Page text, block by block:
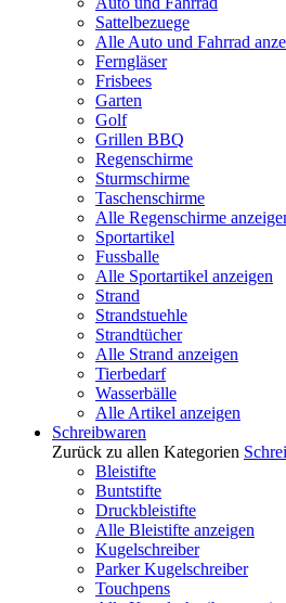
Sattelbezuege
Alle Auto und Fahrrad
Ferngläser
Frisbees
Garten
Golf
Grillen BBQ
Regenschirme
Sturmschirme
Taschenschirme
Alle Regenschirme
Sportartikel
Fussballe
Alle Sportartikel anzeigen
Strand
Strandstuehle
Strandtücher
Alle Strand anzeigen
Tierbedarf
Wasserbälle
Alle Artikel anzeigen
Schreibwaren
Zurück zu allen Kategorien
Bleistifte
Buntstifte
Druckbleistifte
Alle Bleistifte anzeigen
Kugelschreiber
Parker Kugelschreiber
Touchpens